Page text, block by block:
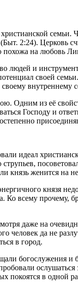
семьи.
2:24). Церковь
на любовь
людей и
своей
внутреннему
Одним из её
Господу и
идеал
князь женится на
князя
Ко всему прочему,
даже на
человек да не
в город.
богослужения
покоятся в одной